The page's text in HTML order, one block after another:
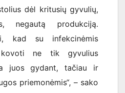
dėl kritusių gyvulių,
negautą produkciją.
kad su infekcinėmis
ne tik gyvulius
juos gydant, tačiau ir
priemonėmis“, – sako